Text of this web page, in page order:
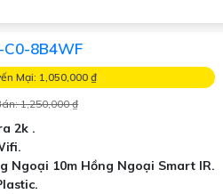
C0-8B4WF
Mại: 1,050,000 ₫
1,250,000 ₫
2k .
Ngoại 10m Hồng Ngoại Smart IR.